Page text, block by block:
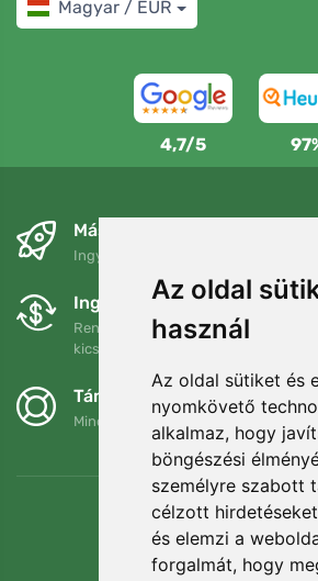
Az oldal
használ
Az oldal sütiket és
nyomkövető
alkalmaz, hogy
böngészési
személyre szabott
célzott
és elemzi a
forgalmát, hogy
Magyar / EUR
4,7/5
Másnapra és ingyenesen
Ingyenes szállítás a következő
Ingyenes csere és
Rendelését 90 napon belül bármikor
kicserélheti.
Támogatjuk a Trees.org-ot
Minden megrendelésért ültetünk egy